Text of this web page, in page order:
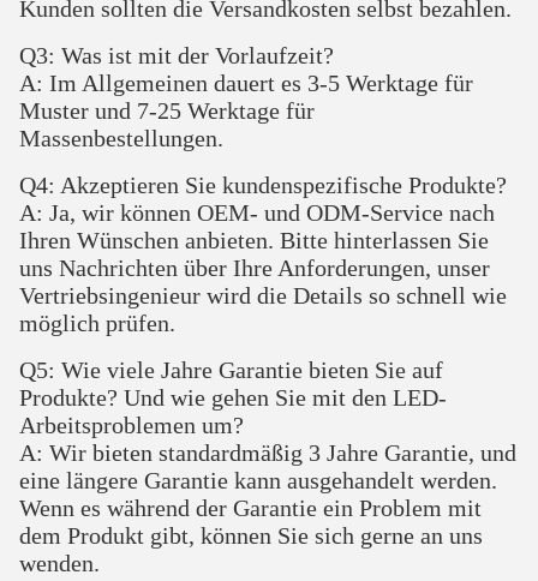
Kunden sollten die Versandkosten selbst bezahlen.
Q3: Was ist mit der Vorlaufzeit?
A: Im Allgemeinen dauert es 3-5 Werktage für
Muster und 7-25 Werktage für
Massenbestellungen.
Q4: Akzeptieren Sie kundenspezifische Produkte?
A: Ja, wir können OEM- und ODM-Service nach
Ihren Wünschen anbieten. Bitte hinterlassen Sie
uns Nachrichten über Ihre Anforderungen, unser
Vertriebsingenieur wird die Details so schnell wie
möglich prüfen.
Q5: Wie viele Jahre Garantie bieten Sie auf
Produkte? Und wie gehen Sie mit den LED-
Arbeitsproblemen um?
A: Wir bieten standardmäßig 3 Jahre Garantie, und
eine längere Garantie kann ausgehandelt werden.
Wenn es während der Garantie ein Problem mit
dem Produkt gibt, können Sie sich gerne an uns
wenden.